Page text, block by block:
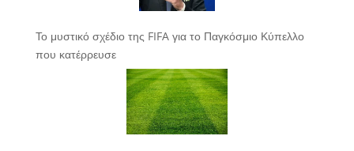
Το μυστικό σχέδιο της FIFA για το Παγκόσμιο Κύπελλο
που κατέρρευσε